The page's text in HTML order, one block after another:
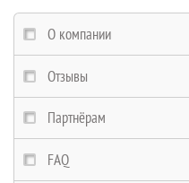
О компании
Отзывы
Партнёрам
FAQ